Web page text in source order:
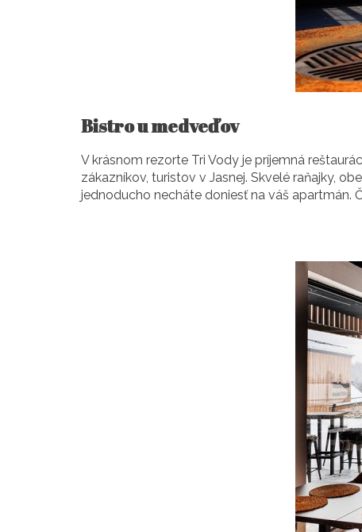
Bistro u medveďov
V krásnom rezorte Tri Vody je príjemná
zákazníkov, turistov v Jasnej. Skvelé raňajky,
jednoducho necháte doniesť na váš apartmán.